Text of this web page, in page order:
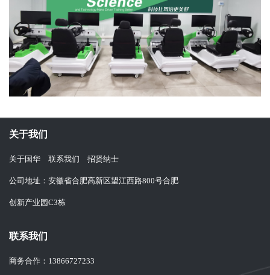
关于我们
关于国华 联系我们 招贤纳士
公司地址：安徽省合肥高新区望江西路800号合肥
创新产业园C3栋
联系我们
商务合作： 13866727233